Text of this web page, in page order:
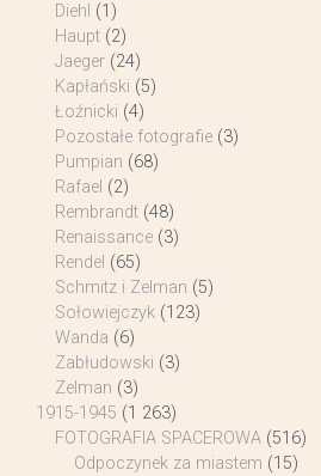
Diehl (1)
Haupt (2)
Jaeger (24)
Kapłański (5)
Łoźnicki (4)
Pozostałe fotografie (3)
Pumpian (68)
Rafael (2)
Rembrandt (48)
Renaissance (3)
Rendel (65)
Schmitz i Zelman (5)
Sołowiejczyk (123)
Wanda (6)
Zabłudowski (3)
Zelman (3)
1915-1945 (1 263)
FOTOGRAFIA SPACEROWA (516)
Odpoczynek za miastem (15)